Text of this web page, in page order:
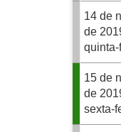
14 de
de
quinta-
15 de
de
sexta-